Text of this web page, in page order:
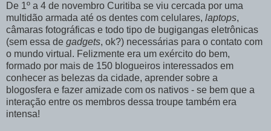
De 1º a 4 de novembro Curitiba se viu cercada por uma
multidão armada até os dentes com celulares, laptops,
câmaras fotográficas e todo tipo de bugigangas eletrônicas
(sem essa de gadgets, ok?) necessárias para o contato com
o mundo virtual. Felizmente era um exército do bem,
formado por mais de 150 blogueiros interessados em
conhecer as belezas da cidade, aprender sobre a
blogosfera e fazer amizade com os nativos - se bem que a
interação entre os membros dessa troupe também era
intensa!